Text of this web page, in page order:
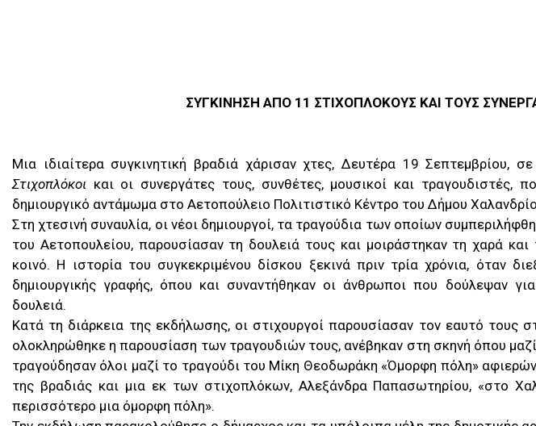
ΣΥΓΚΙΝΗΣΗ ΑΠΟ 11 ΣΤΙΧΟΠΛΟΚΟΥΣ ΚΑΙ ΤΟΥΣ
Μια ιδιαίτερα συγκινητική βραδιά χάρισαν χτες, Δευτέρα 19 Σεπτεμβρίου,
Στιχοπλόκοι και οι συνεργάτες τους, συνθέτες, μουσικοί και τραγουδιστές,
δημιουργικό αντάμωμα στο Αετοπούλειο Πολιτιστικό Κέντρο του Δήμου
Στη χτεσινή συναυλία, οι νέοι δημιουργοί, τα τραγούδια των οποίων
του Αετοπουλείου, παρουσίασαν τη δουλειά τους και μοιράστηκαν τη χαρά
κοινό. Η ιστορία του συγκεκριμένου δίσκου ξεκινά πριν τρία χρόνια, όταν
δημιουργικής γραφής, όπου και συναντήθηκαν οι άνθρωποι που δούλεψαν
δουλειά.
Κατά τη διάρκεια της εκδήλωσης, οι στιχουργοί παρουσίασαν τον εαυτό τους
ολοκληρώθηκε η παρουσίαση των τραγουδιών τους, ανέβηκαν στη σκηνή όπου
τραγούδησαν όλοι μαζί το τραγούδι του Μίκη Θεοδωράκη «Όμορφη πόλη»
της βραδιάς και μια εκ των στιχοπλόκων, Αλεξάνδρα Παπασωτηρίου, «στο
περισσότερο μια όμορφη πόλη».